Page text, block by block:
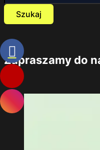
Szukaj
Zapraszamy do